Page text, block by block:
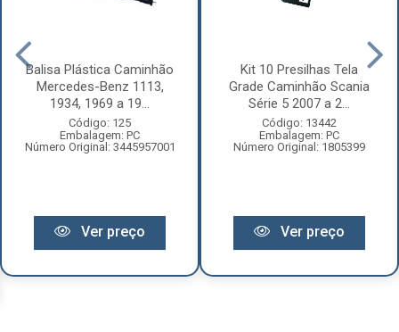
Balisa Plástica Caminhão
Mercedes-Benz 1113,
1934, 1969 a 19...
Código: 125
Embalagem: PC
Número Original: 3445957001
Ver preço
Kit 10 Presilhas Tela
Grade Caminhão Scania
Série 5 2007 a 2...
Código: 13442
Embalagem: PC
Número Original: 1805399
Ver preço